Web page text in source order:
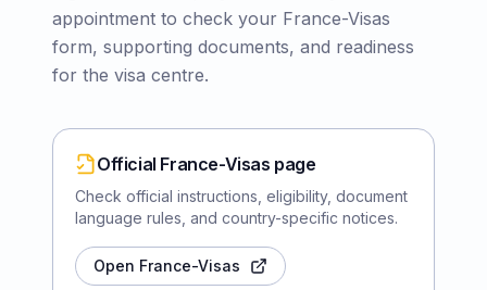
appointment to check your France-Visas
form, supporting documents, and readiness
for the visa centre.
Official France-Visas page
Check official instructions, eligibility, document
language rules, and country-specific notices.
Open France-Visas